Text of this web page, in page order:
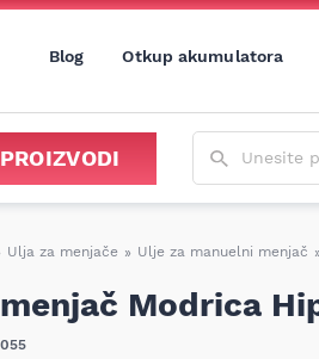
Blog Otkup akumulatora
Ulja za menjače » Ulje za manuelni menjač »
Modrica